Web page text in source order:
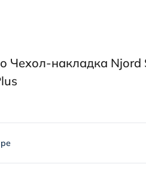
Чехол-накладка Njord